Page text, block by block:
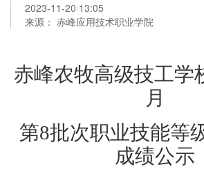
2023-11-20 13:05
来源： 赤峰应用技术职业学院
赤峰农牧高级技工学
月
第8批次职业技能等
成绩公示